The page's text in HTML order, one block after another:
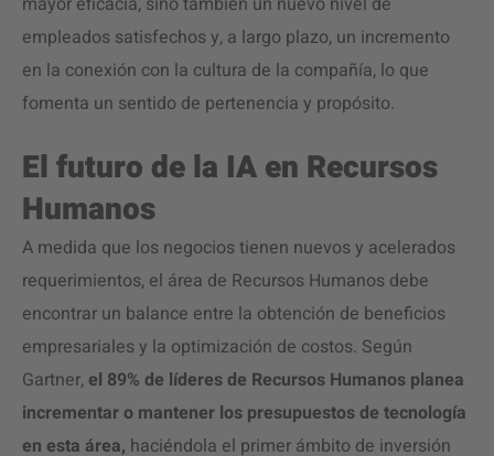
empleados satisfechos y, a largo plazo, un incremento
en la conexión con la cultura de la compañía, lo que
fomenta un sentido de pertenencia y propósito.
El futuro de la IA en Recursos
Humanos
A medida que los negocios tienen nuevos y acelerados
requerimientos, el área de Recursos Humanos debe
encontrar un balance entre la obtención de beneficios
empresariales y la optimización de costos. Según
Gartner, el 89% de líderes de Recursos Humanos planea
incrementar o mantener los presupuestos de tecnología
en esta área, haciéndola el primer ámbito de inversión